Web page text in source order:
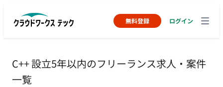
無料登録 ログイン
C++ 設立5年以内のフリーランス求人・案件
一覧